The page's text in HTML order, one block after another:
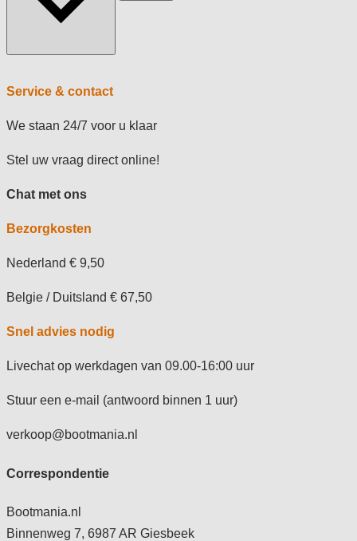
Service & contact
We staan 24/7 voor u klaar
Stel uw vraag direct online!
Chat met ons
Bezorgkosten
Nederland € 9,50
Belgie / Duitsland € 67,50
Snel advies nodig
Livechat op werkdagen van 09.00-16:00 uur
Stuur een e-mail (antwoord binnen 1 uur)
verkoop@bootmania.nl
Correspondentie
Bootmania.nl
Binnenweg 7, 6987 AR Giesbeek